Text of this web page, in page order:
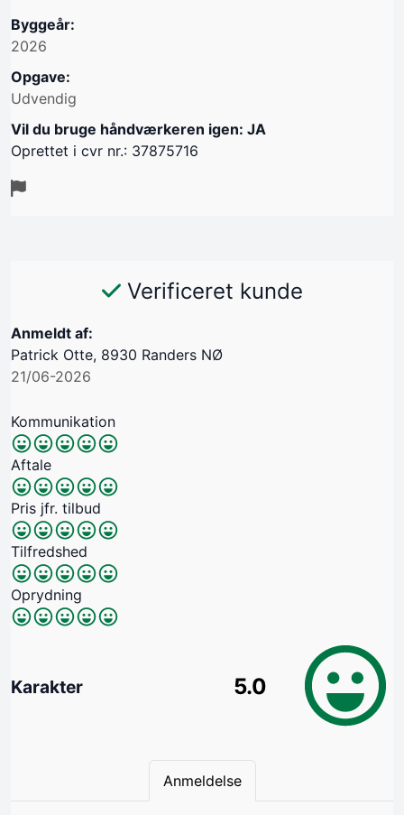
Byggeår:
2026
Opgave:
Udvendig
Vil du bruge håndværkeren igen: JA
Oprettet i cvr nr.: 37875716
Verificeret kunde
Anmeldt af:
Patrick Otte, 8930 Randers NØ
21/06-2026
Kommunikation
Aftale
Pris jfr. tilbud
Tilfredshed
Oprydning
Karakter 5.0
Anmeldelse